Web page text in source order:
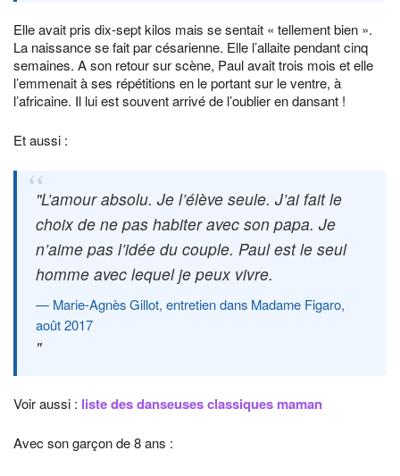
Elle avait pris dix-sept kilos mais se sentait « tellement bien ».
La naissance se fait par césarienne. Elle l’allaite pendant cinq
semaines. A son retour sur scène, Paul avait trois mois et elle
l’emmenait à ses répétitions en le portant sur le ventre, à
l’africaine. Il lui est souvent arrivé de l’oublier en dansant !
Et aussi :
L’amour absolu. Je l’élève seule. J’ai fait le
choix de ne pas habiter avec son papa. Je
n’aime pas l’idée du couple. Paul est le seul
homme avec lequel je peux vivre.
Marie-Agnès Gillot, entretien dans Madame Figaro,
août 2017
Voir aussi : liste des danseuses classiques maman
Avec son garçon de 8 ans :